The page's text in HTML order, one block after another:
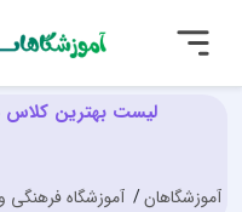
لیست بهترین کلاس
آموزشگاهان آموزشگاه فرهنگی